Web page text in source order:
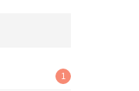
1